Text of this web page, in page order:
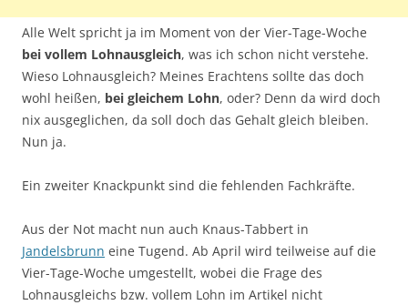
Alle Welt spricht ja im Moment von der Vier-Tage-Woche
bei vollem Lohnausgleich, was ich schon nicht verstehe.
Wieso Lohnausgleich? Meines Erachtens sollte das doch
wohl heißen, bei gleichem Lohn, oder? Denn da wird doch
nix ausgeglichen, da soll doch das Gehalt gleich bleiben.
Nun ja.
Ein zweiter Knackpunkt sind die fehlenden Fachkräfte.
Aus der Not macht nun auch Knaus-Tabbert in
Jandelsbrunn eine Tugend. Ab April wird teilweise auf die
Vier-Tage-Woche umgestellt, wobei die Frage des
Lohnausgleichs bzw. vollem Lohn im Artikel nicht